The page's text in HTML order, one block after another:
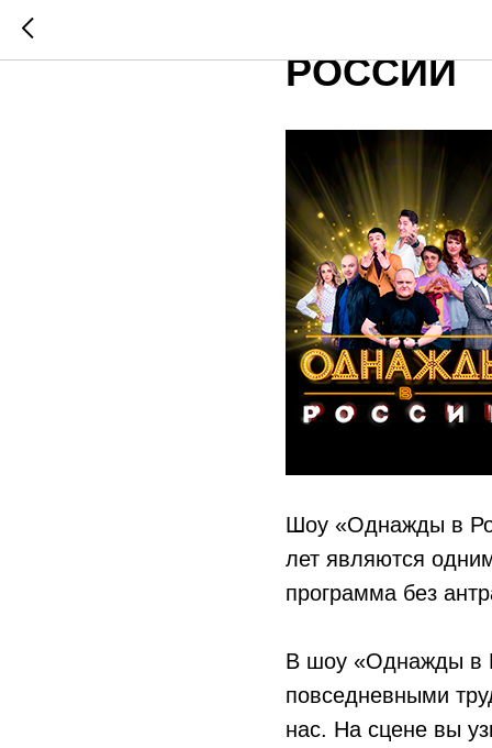
РОССИИ
Шоу «Однажды в
лет являются
программа без
В шоу «Однажды в
повседневными
нас. На сцене вы